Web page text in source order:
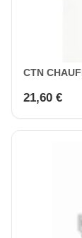
CTN
21,60 €